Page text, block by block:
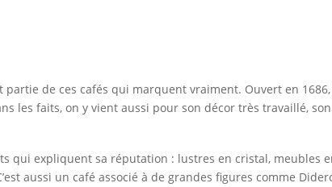
partie de ces cafés qui marquent vraiment. Ouvert en
les faits, on y vient aussi pour son décor très travaillé,
qui expliquent sa réputation : lustres en cristal, meubles
aussi un café associé à de grandes figures comme